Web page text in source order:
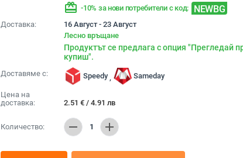
redeem -10% за нови потребители с код: NEWBG
Доставка:
16 Август - 23 Август
Лесно връщане
Продуктът се предлага с опция "Прегледай
купиш".
Доставяме с: Speedy , Sameday
Цена на
доставка:
2.51 € / 4.91 лв
Количество: remove 1 add